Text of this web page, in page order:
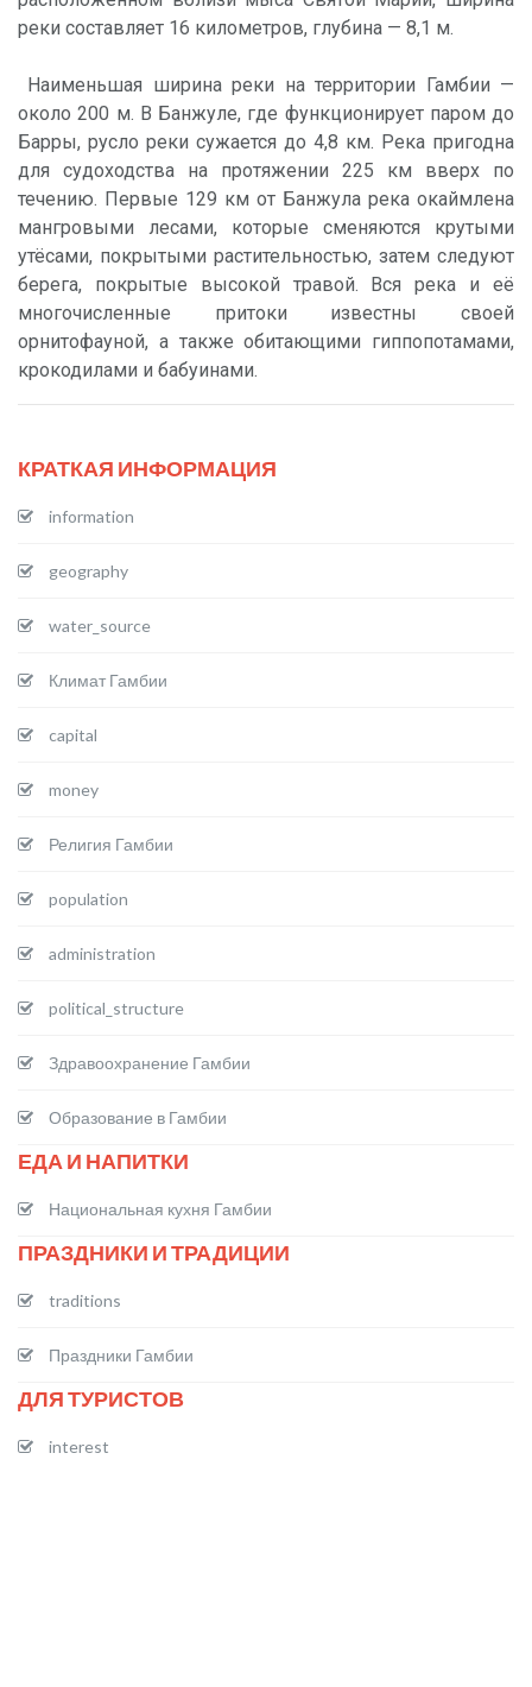
реки составляет 16 километров, глубина — 8,1 м.
Наименьшая ширина реки на территории Гамбии —
около 200 м. В Банжуле, где функционирует паром до
Барры, русло реки сужается до 4,8 км. Река пригодна
для судоходства на протяжении 225 км вверх по
течению. Первые 129 км от Банжула река окаймлена
мангровыми лесами, которые сменяются крутыми
утёсами, покрытыми растительностью, затем следуют
берега, покрытые высокой травой. Вся река и её
многочисленные притоки известны своей
орнитофауной, а также обитающими гиппопотамами,
крокодилами и бабуинами.
КРАТКАЯ ИНФОРМАЦИЯ
information
geography
water_source
Климат Гамбии
capital
money
Религия Гамбии
population
administration
political_structure
Здравоохранение Гамбии
Образование в Гамбии
ЕДА И НАПИТКИ
Национальная кухня Гамбии
ПРАЗДНИКИ И ТРАДИЦИИ
traditions
Праздники Гамбии
ДЛЯ ТУРИСТОВ
interest